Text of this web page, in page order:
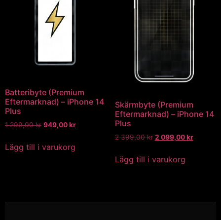
Batteribyte (Premium
Eftermarknad) – iPhone 14
Plus
1 299,00kr 949,00kr
Lägg till i varukorg
Skärmbyte (Premium
Eftermarknad) – iPhone 14
Plus
2 399,00kr 2 099,00kr
Lägg till i varukorg